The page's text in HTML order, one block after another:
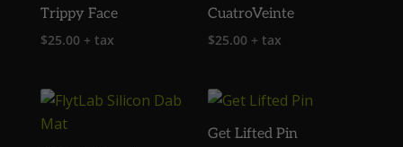
Trippy Face
$25.00 + tax
CuatroVeinte
$25.00 + tax
Get Lifted Pin